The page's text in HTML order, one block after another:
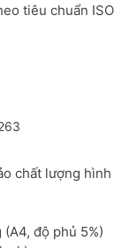
tiêu chuẩn ISO
chất lượng hình
độ phủ 5%)